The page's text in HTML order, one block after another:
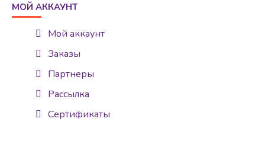
МОЙ АККАУНТ
Мой аккаунт
Заказы
Партнеры
Рассылка
Сертификаты